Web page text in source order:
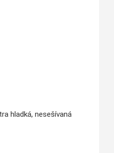
hladká, nesešívaná